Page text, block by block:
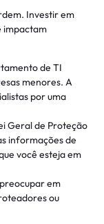
Investir em
impactam
de TI
menores. A
por uma
Geral de Proteção
informações de
você esteja em
em
ou